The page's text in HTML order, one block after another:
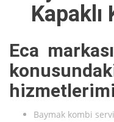
Eca
Baymak kombi